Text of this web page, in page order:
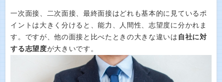
一次面接、二次面接、最終面接はどれも基本的に見ているポ
イントは大きく分けると、能力、人間性、志望度に分かれま
す。ですが、他の面接と比べたときの大きな違いは 自社に対
する志望度が大きいです。